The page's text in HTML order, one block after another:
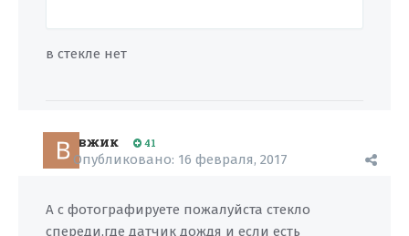
в стекле нет
вжик 41
Опубликовано: 16 февраля, 2017
А с фотографируете пожалуйста стекло
спереди,где датчик дождя и если есть